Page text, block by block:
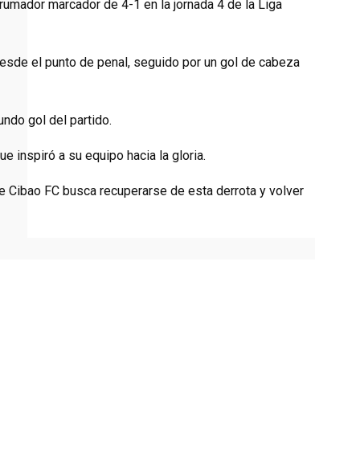
marcador de 4-1 en la jornada 4 de la Liga
el punto de penal, seguido por un gol de cabeza
gol del partido.
inspiró a su equipo hacia la gloria.
FC busca recuperarse de esta derrota y volver